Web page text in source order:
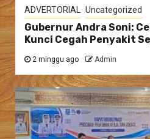
ADVERTORIAL Uncategorized
Gubernur Andra Soni:
Kunci Cegah Penyakit
2 minggu ago Admin